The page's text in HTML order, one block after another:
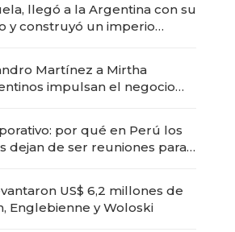
llegó a la Argentina con su
y construyó un imperio
Martínez a Mirtha
impulsan el negocio
por qué en Perú los
dejan de ser reuniones para
US$ 6,2 millones de
Englebienne y Woloski